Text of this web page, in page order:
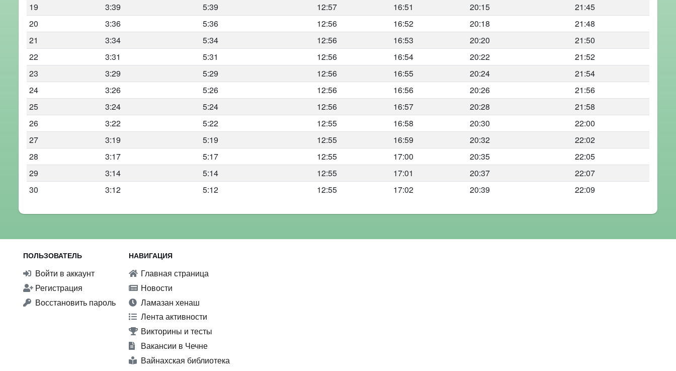
19
3:39 5:39 12:57 16:51 20:15
21:45
20
3:36 5:36 12:56 16:52 20:18
21:48
21
3:34 5:34 12:56 16:53 20:20
21:50
22
3:31 5:31 12:56 16:54 20:22
21:52
23
3:29 5:29 12:56 16:55 20:24
21:54
24
3:26 5:26 12:56 16:56 20:26
21:56
25
3:24 5:24 12:56 16:57 20:28
21:58
26
3:22 5:22 12:55 16:58 20:30
22:00
27
3:19 5:19 12:55 16:59 20:32
22:02
28
3:17 5:17 12:55 17:00 20:35
22:05
29
3:14 5:14 12:55 17:01 20:37
22:07
30
3:12 5:12 12:55 17:02 20:39 22:09
ПОЛЬЗОВАТЕЛЬ
Войти в аккаунт
Регистрация
Восстановить пароль
НАВИГАЦИЯ
Главная страница
Новости
Ламазан хенаш
Лента активности
Викторины и тесты
Вакансии в Чечне
Вайнахская библиотека